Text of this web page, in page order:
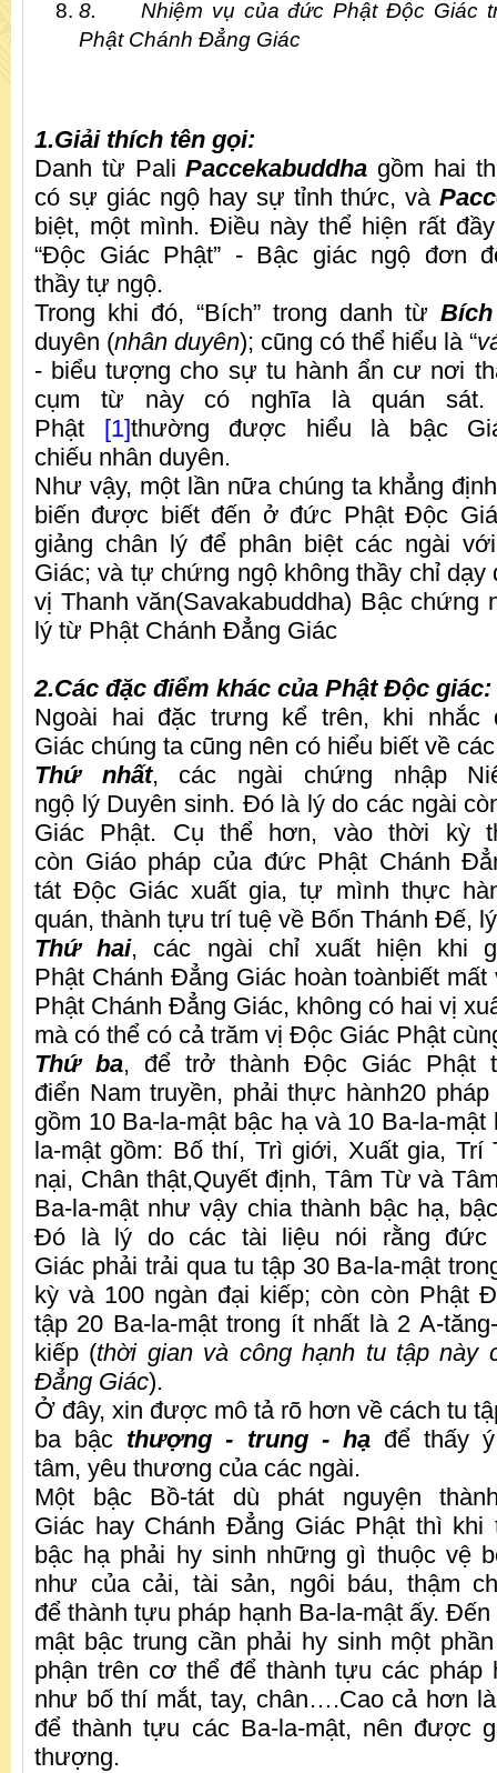
8. Nhiệm vụ của đức Phật Độc Giác
Phật Chánh Đẳng Giác
1.Giải thích tên gọi:
Danh từ PaliPaccekabuddha gồm hai
có sự giác ngộ hay sự tỉnh thức, và
biệt, một mình. Điều này thể hiện rất
“Độc Giác Phật” - Bậc giác ngộ đơn
thầy tự ngộ.
Trong khi đó, “Bích” trong danh từ
duyên (nhân duyên); cũng có thể hiểu là “
- biểu tượng cho sự tu hành ẩn cư nơi
cụm từ này có nghĩa là quán
Phật
[1]thường được hiểu là bậc
chiếu nhân duyên.
Như vậy, một lần nữa chúng ta khẳng
biến được biết đến ở đức Phật Độc
giảng chân lý để phân biệt các ngài
Giác; và tự chứng ngộ không thầy chỉ dạy
vị Thanh văn(Savakabuddha) Bậc chứng
lý từ Phật Chánh Đẳng Giác
2.Các đặc điểm khác của Phật Độc giác:
Ngoài hai đặc trưng kể trên, khi
Giác chúng ta cũng nên có hiểu biết về
Thứ nhất, các ngài chứng nhập
ngộ lý Duyên sinh. Đó là lý do các ngài
Giác Phật. Cụ thể hơn, vào thời kỳ
còn Giáo pháp của đức Phật Chánh
tát Độc Giác xuất gia, tự mình thực
quán, thành tựu trí tuệ về Bốn Thánh Đế,
Thứ hai, các ngài chỉ xuất hiện khi
Phật Chánh Đẳng Giác hoàn toànbiết
Phật Chánh Đẳng Giác, không có hai vị
mà có thể có cả trăm vị Độc Giác Phật
Thứ ba, để trở thành Độc Giác Phật
điển Nam truyền, phải thực hành20 pháp
gồm 10 Ba-la-mật bậc hạ và 10 Ba-la-
la-mật gồm: Bố thí, Trì giới, Xuất gia, Trí
nại, Chân thật,Quyết định, Tâm Từ và
Ba-la-mật như vậy chia thành bậc hạ,
Đó là lý do các tài liệu nói rằng đức
Giác phải trải qua tu tập 30 Ba-la-mật
kỳ và 100 ngàn đại kiếp; còn còn Phật
tập 20 Ba-la-mật trong ít nhất là 2 A-
kiếp (thời gian và công hạnh tu tập này
Đẳng Giác).
Ở đây, xin được mô tả rõ hơn về cách tu
ba bậc thượng - trung - hạđể thấy ý
tâm, yêu thương của các ngài.
Một bậc Bồ-tát dù phát nguyện
Giác hay Chánh Đẳng Giác Phật thì khi
bậc hạ phải hy sinh những gì thuộc vệ
như của cải, tài sản, ngôi báu, thậm
để thành tựu pháp hạnh Ba-la-mật ấy.
mật bậc trung cần phải hy sinh một
phận trên cơ thể để thành tựu các pháp
như bố thí mắt, tay, chân….Cao cả hơn
để thành tựu các Ba-la-mật, nên được
thượng.